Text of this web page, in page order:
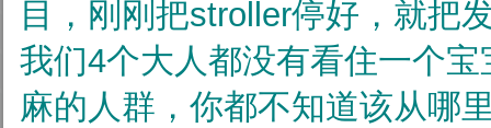
目，刚刚把stroller停好，就把
我们4个大人都没有看住一个
麻的人群，你都不知道该从哪